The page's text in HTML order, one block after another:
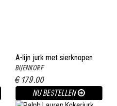
A-lijn jurk met sierknopen
donkerblauw
BIJENKORF
€ 179.00
NU BESTELLEN